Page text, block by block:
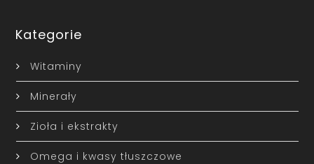
Kategorie
Witaminy
Minerały
Zioła i ekstrakty
Omega i kwasy tłuszczowe